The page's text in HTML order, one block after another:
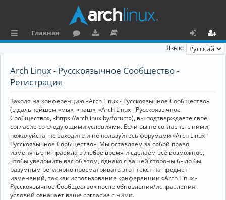
л
и
Главная
н
та
ц
и
я
х
ег
Язык:
Arch Linux - Русскоязычное Сообщество -
Регистрация
Заходя на конференцию «Arch Linux - Русскоязычное Сообщество»
(в дальнейшем «мы», «наш», «Arch Linux - Русскоязычное
Сообщество», «https://archlinux.by/forum»), вы подтверждаете своё
согласие со следующими условиями. Если вы не согласны с ними,
пожалуйста, не заходите и не пользуйтесь форумами «Arch Linux -
Русскоязычное Сообщество». Мы оставляем за собой право
изменять эти правила в любое время и сделаем всё возможное,
чтобы уведомить вас об этом, однако с вашей стороны было бы
разумным регулярно просматривать этот текст на предмет
изменений, так как использование конференции «Arch Linux -
Русскоязычное Сообщество» после обновления/исправления
условий означает ваше согласие с ними.